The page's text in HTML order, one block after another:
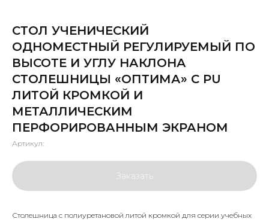
СТОЛ УЧЕНИЧЕСКИЙ
ОДНОМЕСТНЫЙ РЕГУЛИРУЕМЫЙ ПО
ВЫСОТЕ И УГЛУ НАКЛОНА
СТОЛЕШНИЦЫ «ОПТИМА» С PU
ЛИТОЙ КРОМКОЙ И
МЕТАЛЛИЧЕСКИМ
ПЕРФОРИРОВАННЫМ ЭКРАНОМ
Артикул:
Заказать
Столешница с полиуретановой литой кромкой для серии учебных